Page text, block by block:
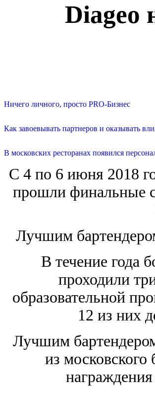
Diageo
Ничего личного, просто PRO-Бизнес
Как завоевывать партнеров и оказывать
В московских ресторанах появился
С 4 по 6 июня 2018
прошли финальные
Лучшим
В течение года
проходили
образовательной
12 из них
Лучшим
из